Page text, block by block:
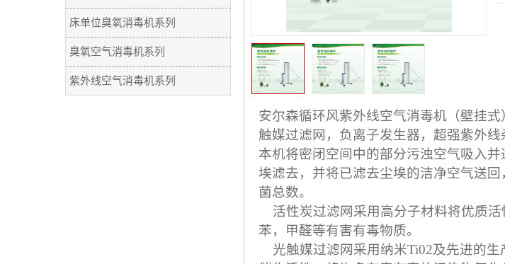
床单位臭氧消毒机系列
臭氧空气消毒机系列
紫外线空气消毒机系列
安尔森循环风紫外线空气消毒机（壁挂
触媒过滤网，负离子发生器，超强紫外线
本机将密闭空间中的部分污浊空气吸入
埃滤去，并将已滤去尘埃的洁净空气送
菌总数。
活性炭过滤网采用高分子材料将优质
苯，甲醛等有害有毒物质。
光触媒过滤网采用纳米Ti02及先进的生